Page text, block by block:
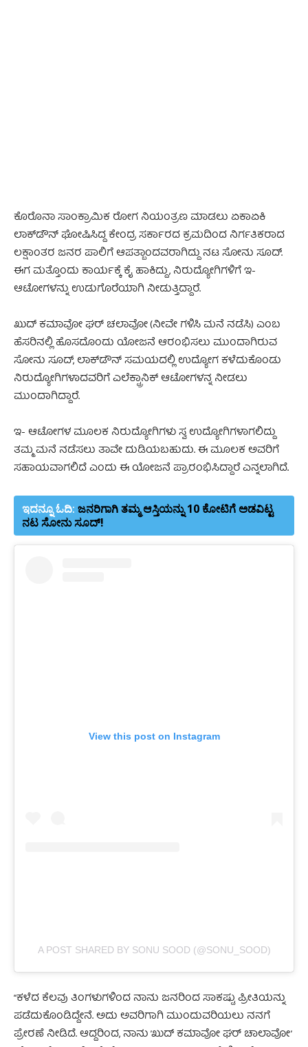
ಕೊರೊನಾ ಸಾಂಕ್ರಾಮಿಕ ರೋಗ ನಿಯಂತ್ರಣ ಮಾಡಲು ಏಕಾಏಕಿ
ಲಾಕ್‌ಡೌನ್ ಘೋಷಿಸಿದ್ದ ಕೇಂದ್ರ ಸರ್ಕಾರದ ಕ್ರಮದಿಂದ ನಿರ್ಗತಿಕರಾದ
ಲಕ್ಷಾಂತರ ಜನರ ಪಾಲಿಗೆ ಆಪತ್ಬಾಂದವರಾಗಿದ್ದು ನಟ ಸೋನು ಸೂದ್.
ಈಗ ಮತ್ತೊಂದು ಕಾರ್ಯಕ್ಕೆ ಕೈ ಹಾಕಿದ್ದು, ನಿರುದ್ಯೋಗಿಗಳಿಗೆ ಇ-
ಆಟೋಗಳನ್ನು ಉಡುಗೊರೆಯಾಗಿ ನೀಡುತ್ತಿದ್ದಾರೆ.
ಖುದ್ ಕಮಾವೋ ಘರ್​ ಚಲಾವೋ (ನೀವೇ ಗಳಿಸಿ ಮನೆ ನಡೆಸಿ) ಎಂಬ
ಹೆಸರಿನಲ್ಲಿ ಹೊಸದೊಂದು ಯೋಜನೆ ಆರಂಭಿಸಲು ಮುಂದಾಗಿರುವ
ಸೋನು ಸೂದ್, ಲಾಕ್​ಡೌನ್ ಸಮಯದಲ್ಲಿ ಉದ್ಯೋಗ ಕಳೆದುಕೊಂಡು
ನಿರುದ್ಯೋಗಿಗಳಾದವರಿಗೆ ಎಲೆಕ್ಟ್ರಾನಿಕ್ ಆಟೋಗಳನ್ನ ನೀಡಲು
ಮುಂದಾಗಿದ್ದಾರೆ.
ಇ- ಆಟೋಗಳ ಮೂಲಕ ನಿರುದ್ಯೋಗಿಗಳು ಸ್ವ ಉದ್ಯೋಗಿಗಳಾಗಲಿದ್ದು
ತಮ್ಮ ಮನೆ ನಡೆಸಲು ತಾವೇ ದುಡಿಯಬಹುದು. ಈ ಮೂಲಕ ಅವರಿಗೆ
ಸಹಾಯವಾಗಲಿದೆ ಎಂದು ಈ ಯೋಜನೆ ಪ್ರಾರಂಭಿಸಿದ್ದಾರೆ ಎನ್ನಲಾಗಿದೆ.
ಇದನ್ನೂ ಓದಿ: ಜನರಿಗಾಗಿ ತಮ್ಮ ಆಸ್ತಿಯನ್ನು 10 ಕೋಟಿಗೆ ಅಡವಿಟ್ಟ
ನಟ ಸೋನು ಸೂದ್!
View this post on Instagram
A POST SHARED BY SONU SOOD (@SONU_SOOD)
“ಕಳೆದ ಕೆಲವು ತಿಂಗಳುಗಳಿಂದ ನಾನು ಜನರಿಂದ ಸಾಕಷ್ಟು ಪ್ರೀತಿಯನ್ನು
ಪಡೆದುಕೊಂಡಿದ್ದೇನೆ. ಅದು ಅವರಿಗಾಗಿ ಮುಂದುವರಿಯಲು ನನಗೆ
ಪ್ರೇರಣೆ ನೀಡಿದೆ. ಆದ್ದರಿಂದ, ನಾನು ’ಖುದ್ ಕಮಾವೋ ಘರ್ ಚಾಲಾವೋ’